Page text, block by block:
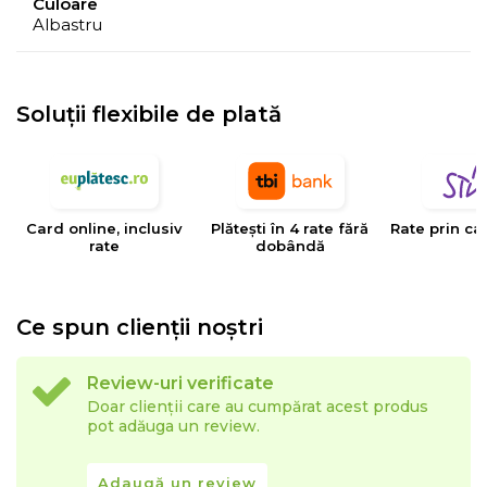
- Culorile prezentate pot avea unele variatii in
tesaturilor decorative, tapiteriilor si huselor pentru
mobilier. Creativitatea, designul, inovatia si calitatea
sunt valorile care determina stilul si traiectoria Eysa inca
Albastru
Soluții flexibile de plată
Card online, inclusiv
rate
Plătești în 4 rate fără
dobândă
Rate prin
Ce spun clienții noștri
Review-uri verificate
Doar clienții care au cumpărat acest produs
pot adăuga un review.
Adaugă un review